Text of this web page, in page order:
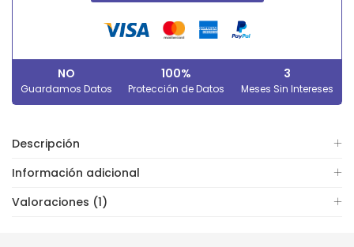
NO
Guardamos Datos
100%
Protección de Datos
3
Meses Sin Intereses
Descripción
Información adicional
Valoraciones (1)